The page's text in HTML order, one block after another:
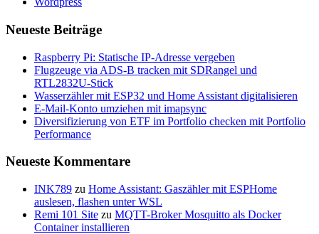
Neueste Beiträge
Raspberry Pi: Statische IP-Adresse vergeben
Flugzeuge via ADS-B tracken mit SDRangel und
RTL2832U-Stick
Wasserzähler mit ESP32 und Home Assistant digitalisieren
E-Mail-Konto umziehen mit imapsync
Diversifizierung von ETF im Portfolio checken mit Portfolio
Performance
Neueste Kommentare
INK789 zu Home Assistant: Gaszähler mit ESPHome
auslesen, flashen unter WSL
Remi 101 Site zu MQTT-Broker Mosquitto als Docker
Container installieren